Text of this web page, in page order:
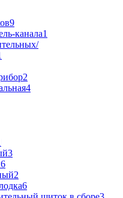
9
канала1
2
4
3
2
6